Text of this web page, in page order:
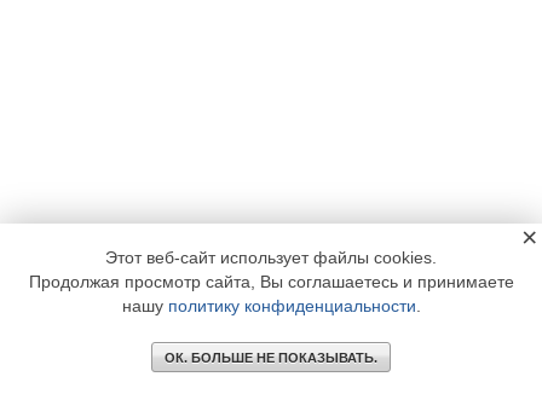
Этот веб-сайт использует файлы cookies.
Продолжая просмотр сайта, Вы соглашаетесь и принимаете
нашу политику конфиденциальности
ОК. БОЛЬШЕ НЕ ПОКАЗЫВАТЬ.
×